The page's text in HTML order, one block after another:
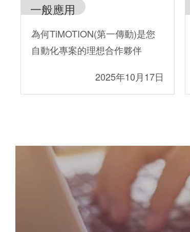
一般應用
為何TiMOTION(第一傳動)是您
自動化專案的理想合作夥伴
2025年10月17日